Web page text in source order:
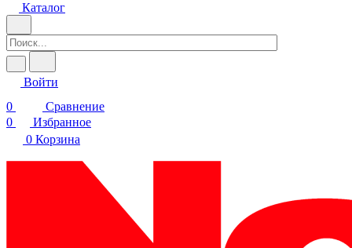
Каталог
Войти
0
Сравнение
0
Избранное
0 Корзина